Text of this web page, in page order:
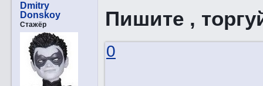
Dmitry
Donskoy
Стажёр Пишите ,
0